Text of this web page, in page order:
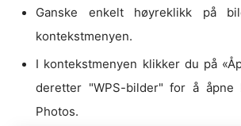
Ganske enkelt høyreklikk på
kontekstmenyen.
I kontekstmenyen klikker du på
deretter "WPS-bilder" for å
Photos.